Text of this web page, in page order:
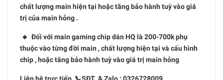
chất lượng main hiện tại hoặc tăng bảo hành tuỳ vào giá
trị của main hỏng .
🔸 Đối với main gaming chip dán HQ là 200-700k phụ
thuộc vào từng đời main , chất lượng hiện tại và cấu hình
chip , hoặc tăng bảo hành tuỳ vào giá trị main hỏng